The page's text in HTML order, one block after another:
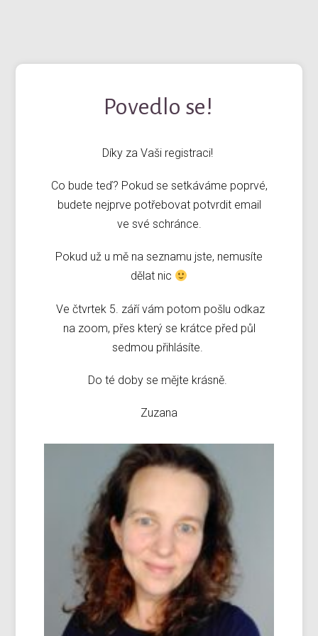
Povedlo se!
Díky za Vaši registraci!
Co bude teď? Pokud se setkáváme poprvé,
budete nejprve potřebovat potvrdit email
ve své schránce.
Pokud už u mě na seznamu jste, nemusíte
dělat nic
Ve čtvrtek 5. září vám potom pošlu odkaz
na zoom, přes který se krátce před půl
sedmou přihlásíte.
Do té doby se mějte krásně.
Zuzana